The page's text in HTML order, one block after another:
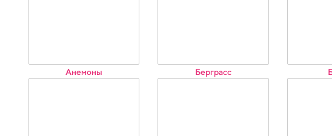
Анемоны Берграсс